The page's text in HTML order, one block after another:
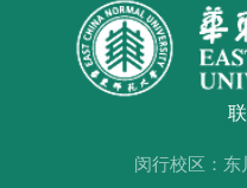
闵行校区：东